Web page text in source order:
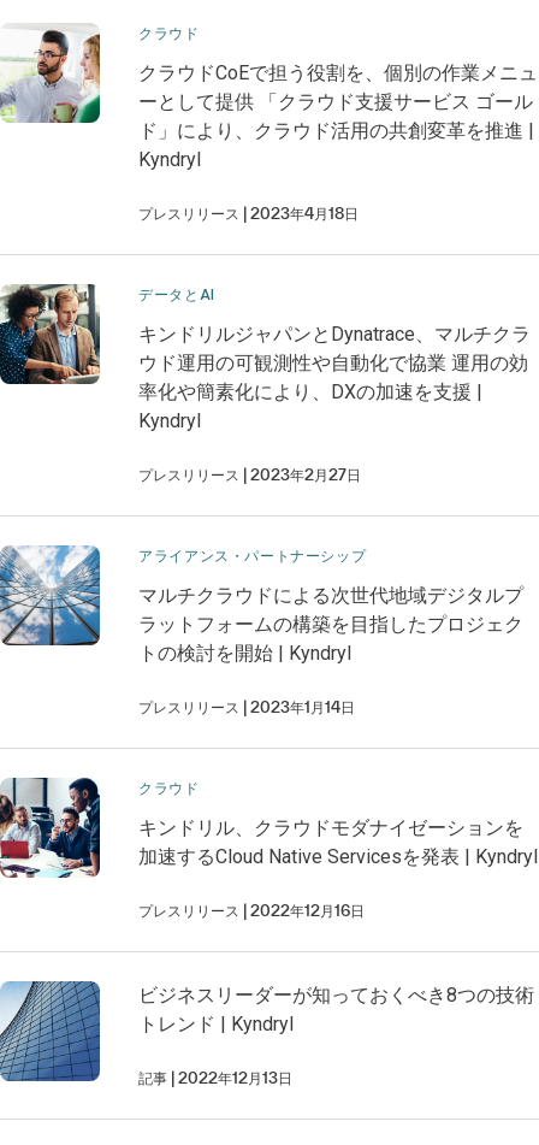
クラウド
クラウドCoEで担う役割を、個別の作業メニュ
ーとして提供 「クラウド支援サービス ゴール
ド」により、クラウド活用の共創変革を推進 |
Kyndryl
プレスリリース 2023年4月18日
データとAI
キンドリルジャパンとDynatrace、マルチクラ
ウド運用の可観測性や自動化で協業 運用の効
率化や簡素化により、DXの加速を支援 |
Kyndryl
プレスリリース 2023年2月27日
アライアンス・パートナーシップ
マルチクラウドによる次世代地域デジタルプ
ラットフォームの構築を目指したプロジェク
トの検討を開始 | Kyndryl
プレスリリース 2023年1月14日
クラウド
キンドリル、クラウドモダナイゼーションを
加速するCloud Native Servicesを発表 | Kyndryl
プレスリリース 2022年12月16日
ビジネスリーダーが知っておくべき8つの技術
トレンド | Kyndryl
記事 2022年12月13日